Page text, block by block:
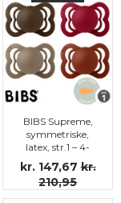
BIBS Supreme,
symmetriske,
latex, str.1 – 4-
(Mocha, Dark
oak, Ruby,
Rust)
kr. 147,67 kr.
210,95